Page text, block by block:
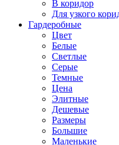
В коридор
Для узкого
Гардеробные
Цвет
Белые
Светлые
Серые
Темные
Цена
Элитные
Дешевые
Размеры
Большие
Маленькие